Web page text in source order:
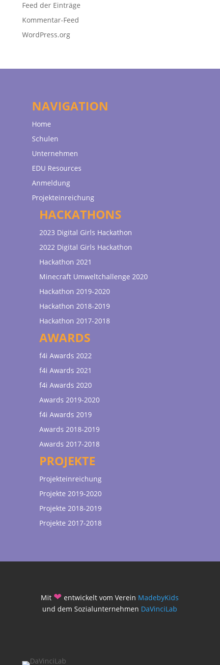
Feed der Einträge
Kommentar-Feed
WordPress.org
NAVIGATION
Home
Schulen
Unternehmen
EDU Resources
Anmeldung
Projekteinreichung
HACKATHONS
2023 Digital Girls Hackathon
2022 Digital Girls Hackathon
Hackathon 2021
Minecraft Umweltchallenge 2020
Hackathon 2019-2020
Hackathon 2018-2019
Hackathon 2017-2018
AWARDS
f4i Awards 2022
f4i Awards 2021
f4i Awards 2020
Awards 2019-2020
f4i Awards 2019
Awards 2018-2019
Awards 2017-2018
PROJEKTE
Projekteinreichung
Projekte 2019-2020
Projekte 2018-2019
Projekte 2017-2018
Mit ❤ entwickelt vom Verein MadebyKids
und dem Sozialunternehmen DaVinciLab